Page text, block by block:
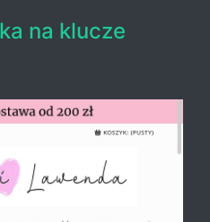
na klucze